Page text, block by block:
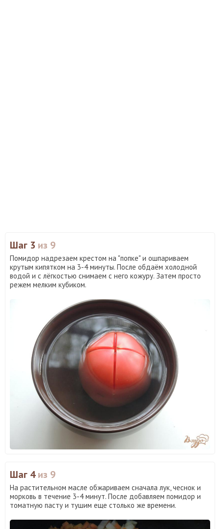
Шаг 3 из 9
Помидор надрезаем крестом на "попке" и ошпариваем
крутым кипятком на 3-4 минуты. После обдаём холодной
водой и с лёгкостью снимаем с него кожуру. Затем просто
режем мелким кубиком.
Шаг 4из 9
На растительном масле обжариваем сначала лук, чеснок и
морковь в течение 3-4 минут. После добавляем помидор и
томатную пасту и тушим еще столько же времени.